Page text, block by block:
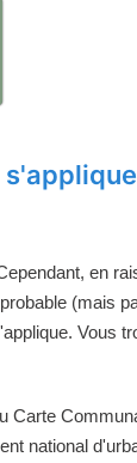
en
(mais
Vous
Carte
national